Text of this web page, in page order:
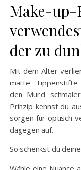
Make-up-
der zu
Mit dem Alter
matte
den Mund
Prinzip kennst du
sorgen für optisch
dagegen auf.
So schenkst du
Wähle eine Nuance